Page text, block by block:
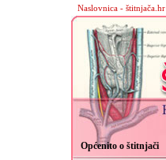
Naslovnica - štitnjača.hr
Općenito o štitnjači